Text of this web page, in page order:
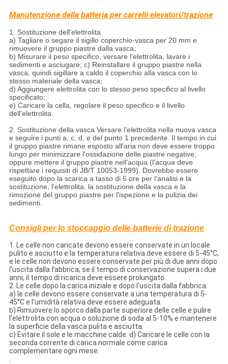
Manutenzione della batteria per carrelli elevatori/trazione
1. Sostituzione dell'elettrolita
a) Tagliare o segare il sigillo coperchio-vasca per 20 mm e
rimuovere il gruppo piastre dalla vasca;
b) Misurare il peso specifico, versare l'elettrolita, lavare i
sedimenti e asciugare; c) Reinstallare il gruppo piastre nella
vasca, quindi sigillare a caldo il coperchio alla vasca con lo
stesso materiale della vasca;
d) Aggiungere elettrolita con lo stesso peso specifico al livello
specificato;
e) Caricare la cella, regolare il peso specifico e il livello
dell'elettrolita.
2. Sostituzione della vasca Versare l'elettrolita nella nuova vasca
e seguire i punti a, c, d, e del punto 1 precedente. Il tempo in cui
il gruppo piastre rimane esposto all'aria non deve essere troppo
lungo per minimizzare l'ossidazione delle piastre negative,
oppure mettere il gruppo piastre nell'acqua (l'acqua deve
rispettare i requisiti di JB/T 10053-1999). Dovrebbe essere
eseguito dopo la scarica a tasso di 5 ore per l'analisi e la
sostituzione, l'elettrolita, la sostituzione della vasca e la
rimozione del gruppo piastre per l'ispezione e la pulizia dei
sedimenti.
Consigli per lo stoccaggio delle batterie di trazione
1. Le celle non caricate devono essere conservate in un locale
pulito e asciutto e la temperatura relativa deve essere di 5-45°C,
e le celle non devono essere conservate per più di due anni dopo
l'uscita dalla fabbrica; se il tempo di conservazione supera i due
anni, il tempo di ricarica deve essere prolungato.
2. Le celle dopo la carica iniziale e dopo l'uscita dalla fabbrica:
a) le celle devono essere conservate a una temperatura di 5-
45°C e l'umidità relativa deve essere adeguata.
b) Rimuovere lo sporco dalla parte superiore delle celle e pulire
l'elettrolita con acqua o soluzione di soda al 5-10% e mantenere
la superficie della vasca pulita e asciutta.
c) Evitare il sole e le macchine calde. d) Caricare le celle con la
seconda corrente di carica normale come carica
complementare ogni mese.
.